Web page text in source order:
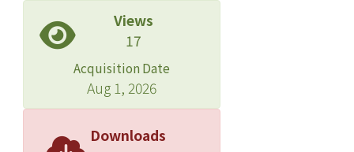
Views
17
Acquisition Date
Aug 1, 2026
Downloads